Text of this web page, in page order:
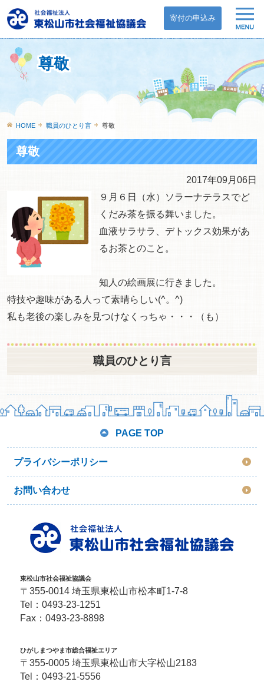
寄付の申込み
尊敬
HOME 職員のひとり言 尊敬
尊敬
2017年09月06日
９月６日（水）ソラーナテラスでど
くだみ茶を振る舞いました。
血液サラサラ、デトックス効果があ
るお茶とのこと。
知人の絵画展に行きました。
特技や趣味がある人って素晴らしい(^。^)
私も老後の楽しみを見つけなくっちゃ・・・（も）
職員のひとり言
PAGE TOP
プライバシーポリシー
お問い合わせ
東松山市社会福祉協議会
〒355-0014 埼玉県東松山市松本町1-7-8
Tel： 0493-23-1251
Fax：0493-23-8898
ひがしまつやま市総合福祉エリア
〒355-0005 埼玉県東松山市大字松山2183
Tel： 0493-21-5556